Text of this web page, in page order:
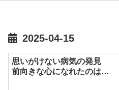
2025-04-15
思いがけない病気の発見
前向きな心になれたのは…